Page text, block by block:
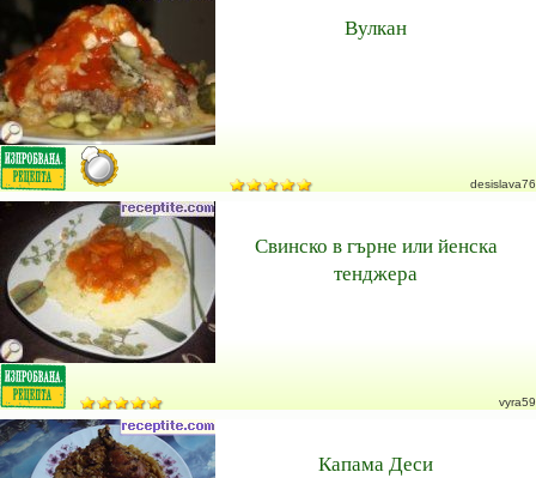
Вулкан
desislava76
Свинско в гърне или йенска
тенджера
vyra59
Капама Деси